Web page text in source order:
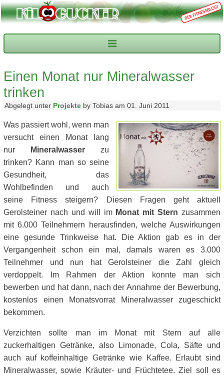
Einen Monat nur Mineralwasser
trinken
Abgelegt unter Projekte by Tobias am 01. Juni 2011
Was passiert wohl, wenn man
versucht einen Monat lang
nur
Mineralwasser zu
trinken? Kann man so seine
Gesundheit, das
Wohlbefinden und auch
seine Fitness steigern? Diesen Fragen geht aktuell
Gerolsteiner nach und will im Monat mit Stern zusammen
mit 6.000 Teilnehmern herausfinden, welche Auswirkungen
eine gesunde Trinkweise hat. Die Aktion gab es in der
Vergangenheit schon ein mal, damals waren es 3.000
Teilnehmer und nun hat Gerolsteiner die Zahl gleich
verdoppelt. Im Rahmen der Aktion konnte man sich
bewerben und hat dann, nach der Annahme der Bewerbung,
kostenlos einen Monatsvorrat Mineralwasser zugeschickt
bekommen.
Verzichten sollte man im Monat mit Stern auf alle
zuckerhaltigen Getränke, also Limonade, Cola, Säfte und
auch auf koffeinhaltige Getränke wie Kaffee. Erlaubt sind
Mineralwasser, sowie Kräuter- und Früchtetee. Ziel soll es